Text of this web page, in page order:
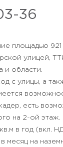
36
площадью
улицей,
и области.
с улицы, а
есть
на 2-ой этаж.
в год (вкл.
месяц на